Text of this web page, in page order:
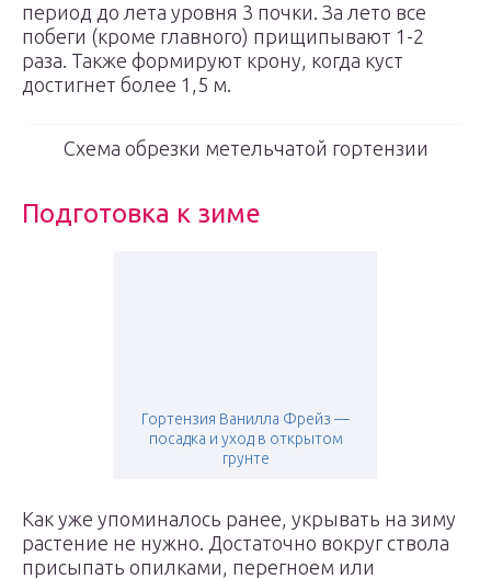
период до лета уровня 3 почки. За лето все
побеги (кроме главного) прищипывают 1-2
раза. Также формируют крону, когда куст
достигнет более 1,5 м.
Схема обрезки метельчатой гортензии
Подготовка к зиме
Гортензия Ванилла Фрейз —
посадка и уход в открытом
грунте
Как уже упоминалось ранее, укрывать на зиму
растение не нужно. Достаточно вокруг ствола
присыпать опилками, перегноем или